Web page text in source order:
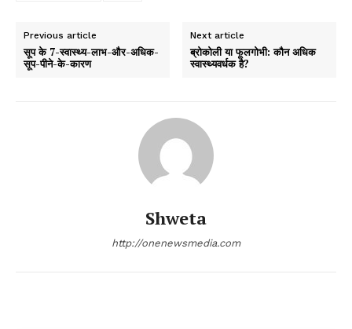
Previous article
सूप के 7-स्वास्थ्य-लाभ-और-अधिक-
सूप-पीने-के-कारण
Next article
ब्रोकोली या फूलगोभी: कौन अधिक
स्वास्थ्यवर्धक है?
Shweta
http://onenewsmedia.com